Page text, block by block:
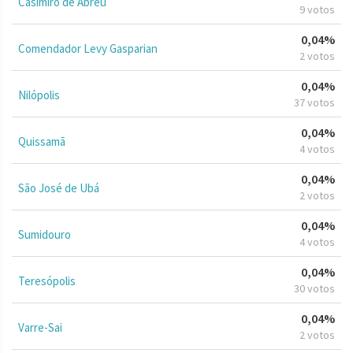
9 votos
Comendador Levy Gasparian
0,04%
2 votos
Nilópolis
0,04%
37 votos
Quissamã
0,04%
4 votos
São José de Ubá
0,04%
2 votos
Sumidouro
0,04%
4 votos
Teresópolis
0,04%
30 votos
Varre-Sai
0,04%
2 votos